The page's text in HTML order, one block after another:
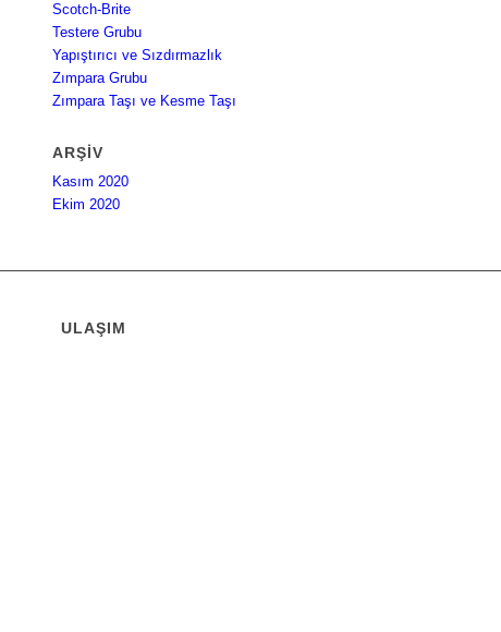
Scotch-Brite
Testere Grubu
Yapıştırıcı ve Sızdırmazlık
Zımpara Grubu
Zımpara Taşı ve Kesme Taşı
ARŞIV
Kasım 2020
Ekim 2020
ULAŞIM